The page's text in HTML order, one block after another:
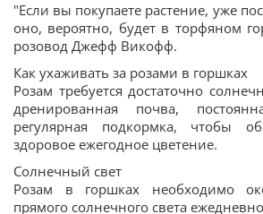
"Если вы покупаете растение, уже
оно, вероятно, будет в торфяном
розовод Джефф Викофф.
Как ухаживать за розами в горшках
Розам требуется достаточно
дренированная почва,
регулярная подкормка, чтобы
здоровое ежегодное цветение.
Солнечный свет
Розам в горшках необходимо
прямого солнечного света